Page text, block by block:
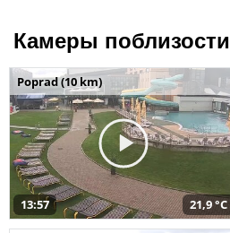
Камеры поблизости
Poprad (10 km)
13:57 21,9 °C